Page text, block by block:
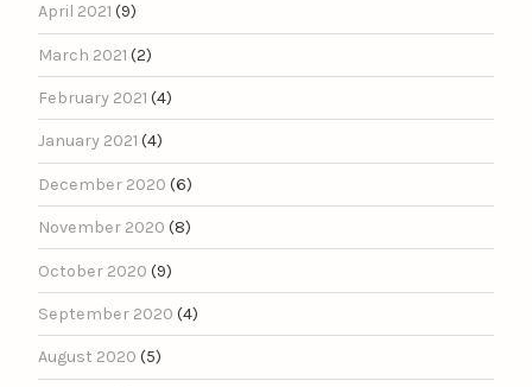
April 2021 (9)
March 2021 (2)
February 2021 (4)
January 2021 (4)
December 2020 (6)
November 2020 (8)
October 2020 (9)
September 2020 (4)
August 2020 (5)